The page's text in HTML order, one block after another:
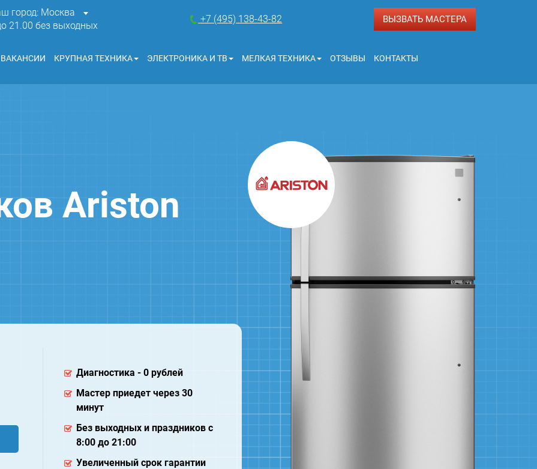
город: Москва
21.00 без выходных
+7 (495) 138-43-82 ВЫЗВАТЬ МАСТЕРА
ВАКАНСИИ КРУПНАЯ ТЕХНИКА ЭЛЕКТРОНИКА И ТВ МЕЛКАЯ ТЕХНИКА ОТЗЫВЫ КОНТАКТЫ
Ariston
Диагностика - 0 рублей
Мастер приедет через 30
минут
Без выходных и праздников с
8:00 до 21:00
Увеличенный срок гарантии